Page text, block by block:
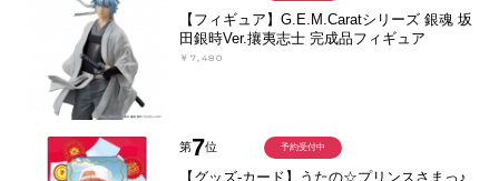
【フィギュア】G.E.M.Caratシリーズ 銀魂 坂
田銀時Ver.攘夷志士 完成品フィギュア
￥7,480
第7位
【グッズ-カード】うたの☆プリンスさまっ♪
予約受付中